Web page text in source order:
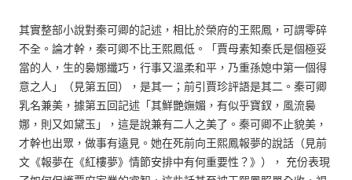
其實整部小說對秦可卿的記述，相比於榮府的王熙鳳，可謂零碎
不全。論才幹，秦可卿不比王熙鳳低。「賈母素知秦氏是個極妥
當的人，生的裊娜纖巧，行事又溫柔和平，乃重孫媳中第一個得
意之人」（見第五回），是其一；前引賈珍評語是其二。秦可卿
乳名兼美，據第五回記述「其鮮艷嫵媚，有似乎寶釵，風流裊
娜，則又如黛玉」，這是說兼有二人之美了。秦可卿不止貌美，
才幹也出眾，做事有遠見。她在死前向王熙鳳報夢的說話（見前
文《報夢在《紅樓夢》情節安排中有何重要性？》）， 充份表現